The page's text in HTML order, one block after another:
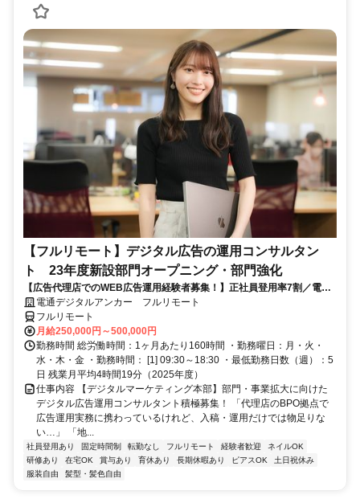
【フルリモート】デジタル広告の運用コンサルタン
ト 23年度新設部門オープニング・部門強化
【広告代理店でのWEB広告運用経験者募集！】正社員登用率7割／電通
G／全国×完全在宅／年休126日・土日祝休み／残業月平均4時間19分
電通デジタルアンカー フルリモート
フルリモート
月給250,000円～500,000円
勤務時間 総労働時間：1ヶ月あたり160時間 ・勤務曜日：月・火・
水・木・金 ・勤務時間： [1] 09:30～18:30 ・最低勤務日数（週）：5
日 残業月平均4時間19分（2025年度）
仕事内容 【デジタルマーケティング本部】部門・事業拡大に向けた
デジタル広告運用コンサルタント積極募集！ 「代理店のBPO拠点で
広告運用実務に携わっているけれど、入稿・運用だけでは物足りな
い…」 「地...
社員登用あり 固定時間制 転勤なし フルリモート 経験者歓迎
ネイルOK
研修あり
在宅OK 賞与あり 育休あり 長期休暇あり ピアスOK
土日祝休み
服装自由
髪型・髪色自由